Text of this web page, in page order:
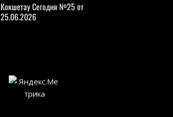
Кокшетау Сегодня №25 от
25.06.2026